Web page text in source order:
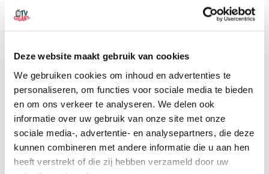
Deze website maakt gebruik van cookies
We gebruiken cookies om inhoud en advertenties te
personaliseren, om functies voor sociale media te bieden
en om ons verkeer te analyseren. We delen ook
informatie over uw gebruik van onze site met onze
sociale media-, advertentie- en analysepartners, die deze
kunnen combineren met andere informatie die u aan hen
heeft verstrekt of die zij hebben verzameld door uw
Smart TV-functionaliteiten:
Besturingssysteem:Tizen
zoals Netflix, YouTube, Amazon Prime
Video, Disney+ en meer.
Spraakbediening:
Ondersteuning voorBixby,Amazon
Alexa, enGoogle Assistantvia
externe apparaten.
Samsung Smart Hub:
Intuïtieve interface die snelle toegang